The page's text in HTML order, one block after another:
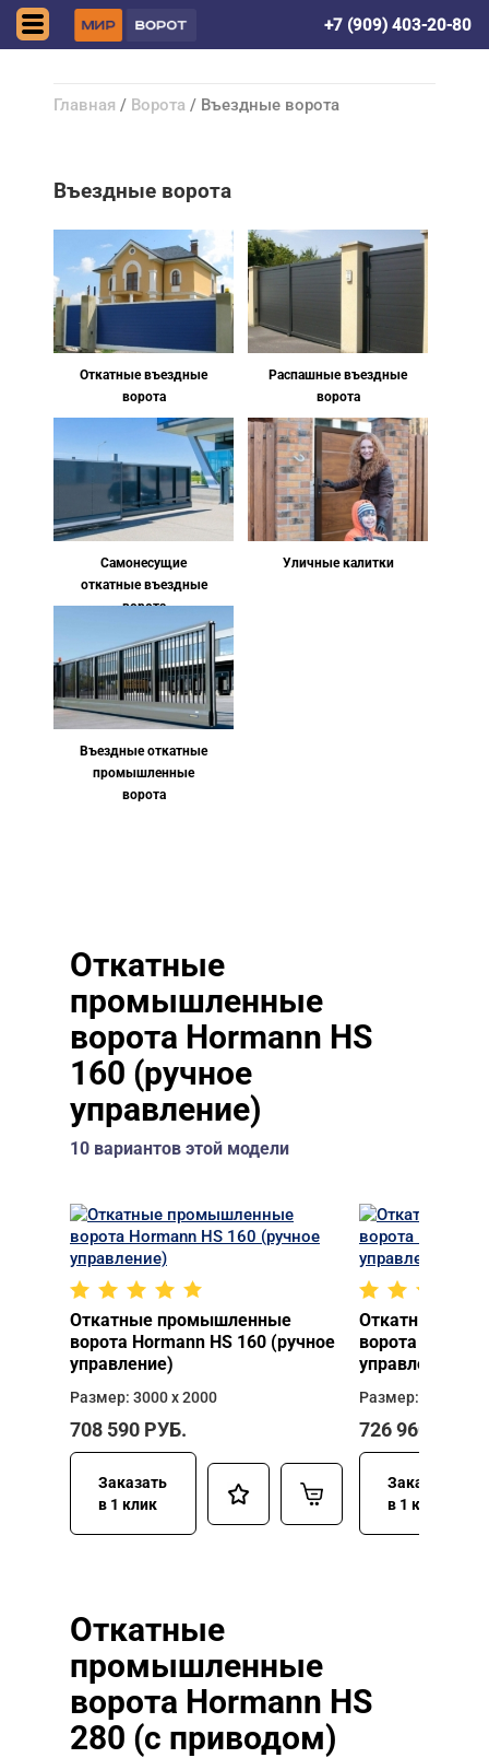
+7 (909) 403-20-80
Главная / Ворота / Въездные ворота
Въездные ворота
Откатные въездные
ворота
Распашные въездные
ворота
Самонесущие
откатные въездные
ворота
Уличные калитки
Въездные откатные
промышленные
ворота
Откатные
промышленные
ворота Hormann HS
160 (ручное
управление)
10 вариантов этой модели
Откатные промышленные
ворота Hormann HS 160 (ручное
управление)
Размер: 3000 х 2000
708 590 РУБ.
Заказать
в 1 клик
Откатные
ворота
управление)
Размер: 3000 х
726 960
Заказать
в 1 клик
Откатные
промышленные
ворота Hormann HS
280 (с приводом)